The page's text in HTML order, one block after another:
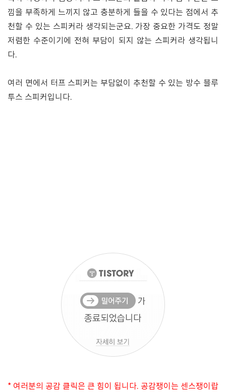
낌을 부족하게 느끼지 않고 충분하게 들을 수 있다는 점에서 추
천할 수 있는 스피커라 생각되는군요. 가장 중요한 가격도 정말
저렴한 수준이기에 전혀 부담이 되지 않는 스피커라 생각됩니
다.
여러 면에서 터프 스피커는 부담없이 추천할 수 있는 방수 블루
투스 스피커입니다.
* 여러분의 공감 클릭은 큰 힘이 됩니다. 공감쟁이는 센스쟁이랍